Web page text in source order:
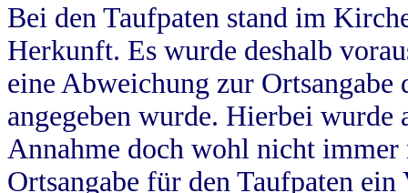
Bei den Taufpaten stand im
Herkunft. Es wurde deshalb
eine Abweichung zur
angegeben wurde. Hierbei wurde
Annahme doch wohl nicht
Ortsangabe für den Taufpaten